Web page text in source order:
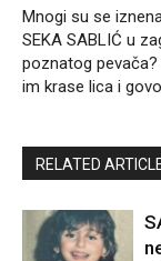
Mnogi su se
SEKA SABLIĆ u
poznatog
im krase lica i
RELATED